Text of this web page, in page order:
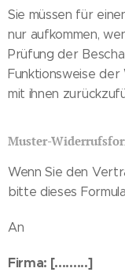
Sie müssen für
nur aufkommen,
Prüfung der
Funktionsweise
mit ihnen
Muster-
Wenn Sie den
bitte dieses
An
Firma: [.........]